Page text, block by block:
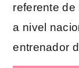
referente de
a nivel
entrenador